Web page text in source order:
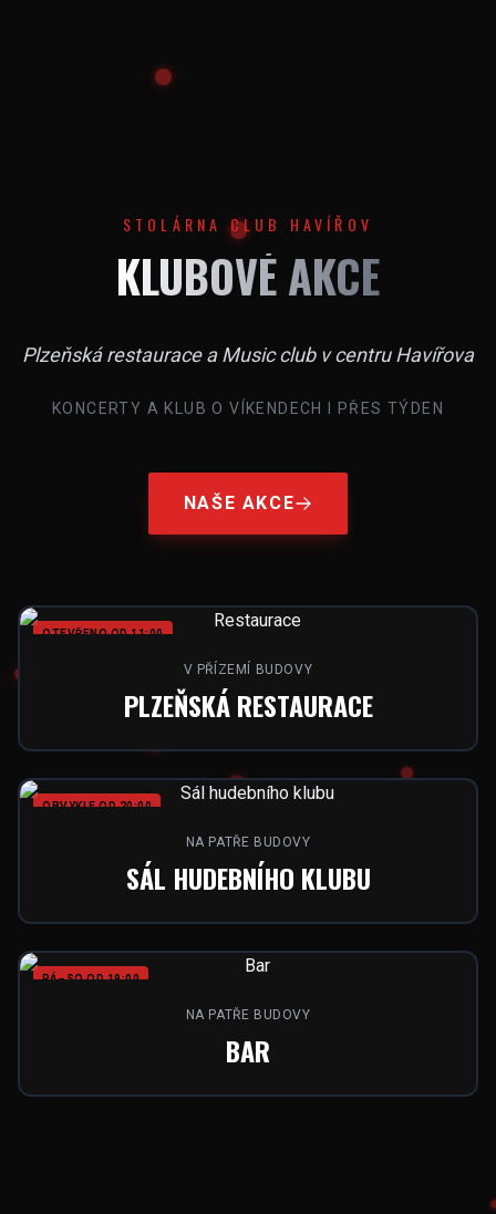
STOLÁRNA CLUB HAVÍŘOV
KLUBOVÉ AKCE
Plzeňská restaurace a Music club v centru Havířova
KONCERTY A KLUB O VÍKENDECH I PŘES TÝDEN
NAŠE AKCE
OTEVŘENO OD 11:00
V PŘÍZEMÍ BUDOVY
PLZEŇSKÁ RESTAURACE
OBVYKLE OD 20:00
NA PATŘE BUDOVY
SÁL HUDEBNÍHO KLUBU
PÁ–SO OD 19:00
NA PATŘE BUDOVY
BAR